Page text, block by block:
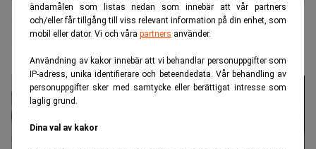
ändamålen som listas nedan som innebär att vår partners
och/eller får tillgång till viss relevant information på din enhet, som
mobil eller dator. Vi och våra partners använder.
Användning av kakor innebär att vi behandlar personuppgifter som
IP-adress, unika identifierare och beteendedata. Vår behandling av
personuppgifter sker med samtycke eller berättigat intresse som
laglig grund.
Dina val av kakor
Skolplattform i notiskrig med
Stockholms stad